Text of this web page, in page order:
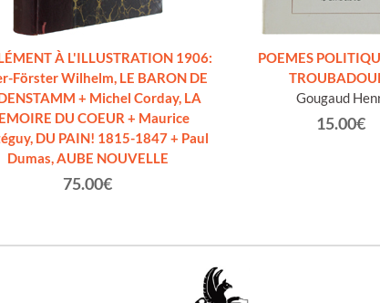
À L'ILLUSTRATION 1906:
Förster Wilhelm, LE BARON DE
+ Michel Corday, LA
DU COEUR + Maurice
DU PAIN! 1815-1847 + Paul
Dumas, AUBE NOUVELLE
75.00€
POEMES
Gougaud
15.00€